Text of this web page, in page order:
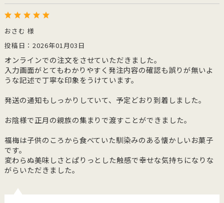
おさむ 様
投稿日：2026年01月03日
オンラインでの注文をさせていただきました。
入力画面がとてもわかりやすく発注内容の確認も誤りが無いよ
うな記述で丁寧な印象をうけています。
発送の通知もしっかりしていて、予定どおり到着しました。
お陰様で正月の親族の集まりで渡すことができました。
福梅は子供のころから食べていた馴染みのある懐かしいお菓子
です。
変わらぬ美味しさとぱりっとした触感で幸せな気持ちになりな
がらいただきました。